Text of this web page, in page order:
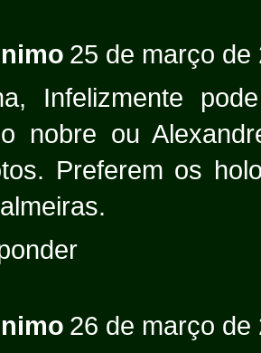
25 de março de
Infelizmente
nobre ou
Preferem os
26 de março de